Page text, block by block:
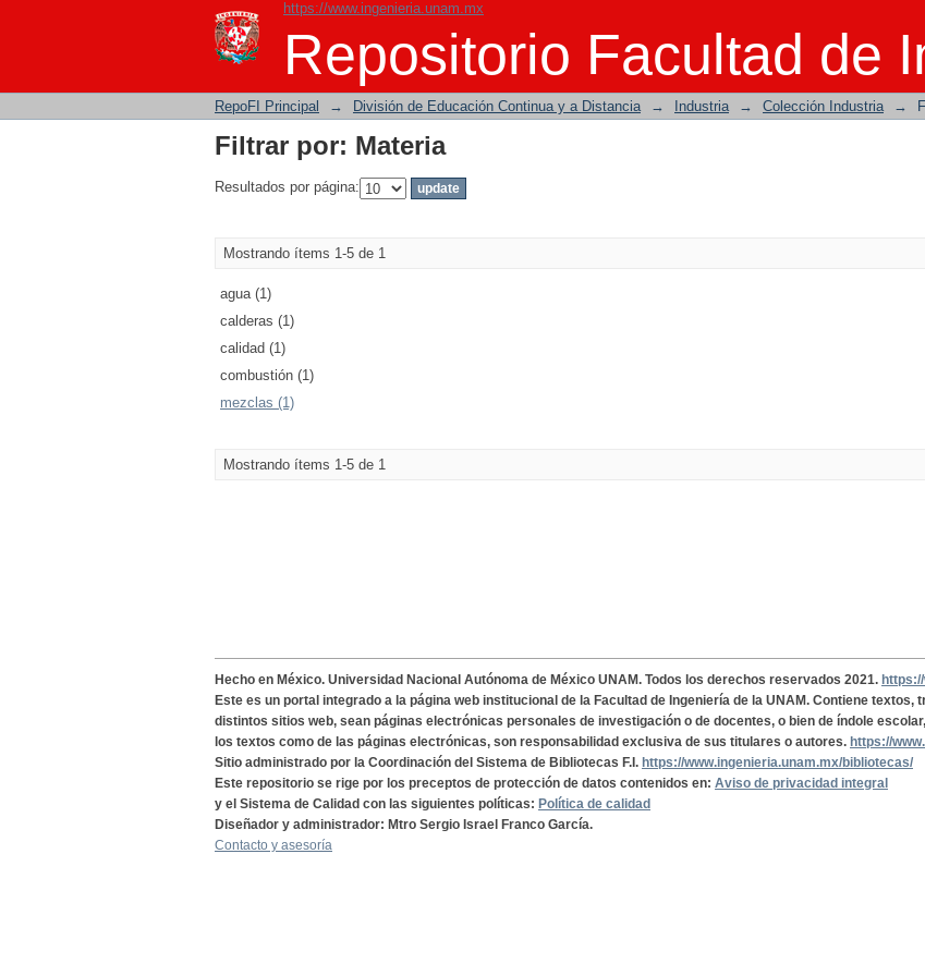
https://www.ingenieria.unam.mx
Repositorio Facultad de
Filtrar por: Materia
RepoFI Principal → División de Educación Continua y a Distancia → Industria → Colección Industria →
Filtrar por: Materia
Resultados por página:
Mostrando ítems 1-5 de 1
agua (1)
calderas (1)
calidad (1)
combustión (1)
mezclas (1)
Mostrando ítems 1-5 de 1
Hecho en México. Universidad Nacional Autónoma de México UNAM. Todos los derechos reservados 2021.
Este es un portal integrado a la página web institucional de la Facultad de Ingeniería de la UNAM. Contiene
distintos sitios web, sean páginas electrónicas personales de investigación o de docentes, o bien de índole
los textos como de las páginas electrónicas, son responsabilidad exclusiva de sus titulares o autores. https://
Sitio administrado por la Coordinación del Sistema de Bibliotecas F.I. https://www.ingenieria.unam.mx/bibliotecas/
Este repositorio se rige por los preceptos de protección de datos contenidos en: Aviso de privacidad integral
y el Sistema de Calidad con las siguientes políticas: Política de calidad
Diseñador y administrador: Mtro Sergio Israel Franco García.
Contacto y asesoría